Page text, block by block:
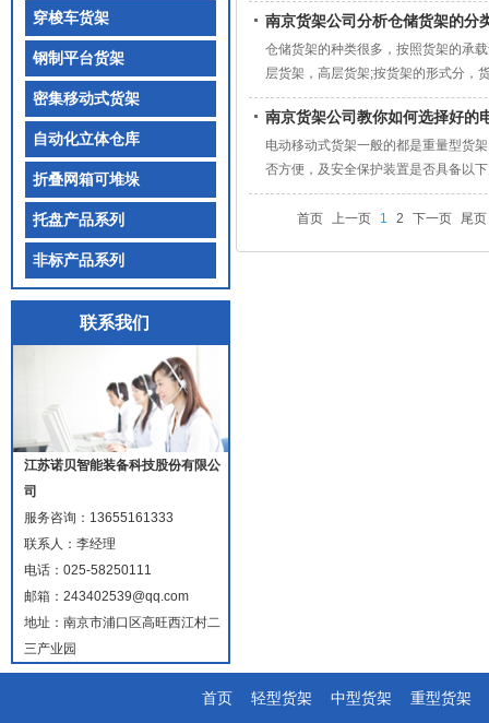
南京货架公司分析仓储货架的分
仓储货架的种类很多，按照货架的承
层货架，高层货架;按货架的形式分
南京货架公司教你如何选择好的
电动移动式货架一般的都是重量型
否方便，及安全保护装置是否具备以
首页 上一页 1 2 下一页 尾页
穿梭车货架
钢制平台货架
密集移动式货架
自动化立体仓库
折叠网箱可堆垛
托盘产品系列
非标产品系列
联系我们
江苏诺贝智能装备科技股份有限公
司
服务咨询： 13655161333
联系人：李经理
电话：025-58250111
邮箱：243402539@qq.com
地址：南京市浦口区高旺西江村二
三产业园
首页 轻型货架 中型货架 重型货架